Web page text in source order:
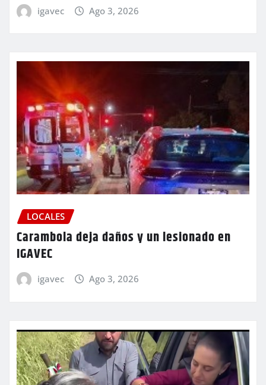
igavec Ago 3, 2026
LOCALES
Carambola deja daños y un lesionado en
IGAVEC
igavec Ago 3, 2026